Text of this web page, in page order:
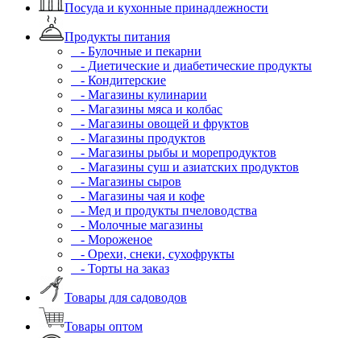
Посуда и кухонные принадлежности
Продукты питания
- Булочные и пекарни
- Диетические и диабетические продукты
- Кондитерские
- Магазины кулинарии
- Магазины мяса и колбас
- Магазины овощей и фруктов
- Магазины продуктов
- Магазины рыбы и морепродуктов
- Магазины суш и азиатских продуктов
- Магазины сыров
- Магазины чая и кофе
- Мед и продукты пчеловодства
- Молочные магазины
- Мороженое
- Орехи, снеки, сухофрукты
- Торты на заказ
Товары для садоводов
Товары оптом